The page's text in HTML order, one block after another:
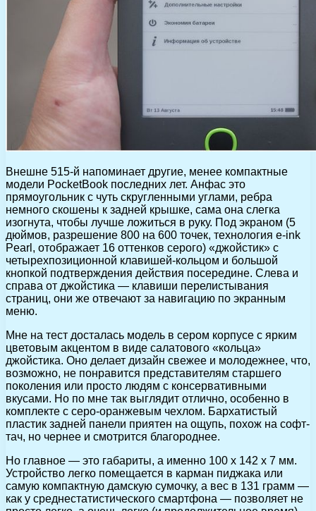
Внешне 515-й напоминает другие, менее компактные
модели PocketBook последних лет. Анфас это
прямоугольник с чуть скругленными углами, ребра
немного скошены к задней крышке, сама она слегка
изогнута, чтобы лучше ложиться в руку. Под экраном (5
дюймов, разрешение 800 на 600 точек, технология e-ink
Pearl, отображает 16 оттенков серого) «джойстик» с
четырехпозиционной клавишей-кольцом и большой
кнопкой подтверждения действия посередине. Слева и
справа от джойстика — клавиши перелистывания
страниц, они же отвечают за навигацию по экранным
меню.
Мне на тест досталась модель в сером корпусе с ярким
цветовым акцентом в виде салатового «кольца»
джойстика. Оно делает дизайн свежее и молодежнее, что,
возможно, не понравится представителям старшего
поколения или просто людям с консервативными
вкусами. Но по мне так выглядит отлично, особенно в
комплекте с серо-оранжевым чехлом. Бархатистый
пластик задней панели приятен на ощупь, похож на софт-
тач, но чернее и смотрится благороднее.
Но главное — это габариты, а именно 100 x 142 x 7 мм.
Устройство легко помещается в карман пиджака или
самую компактную дамскую сумочку, а вес в 131 грамм —
как у среднестатистического смартфона — позволяет не